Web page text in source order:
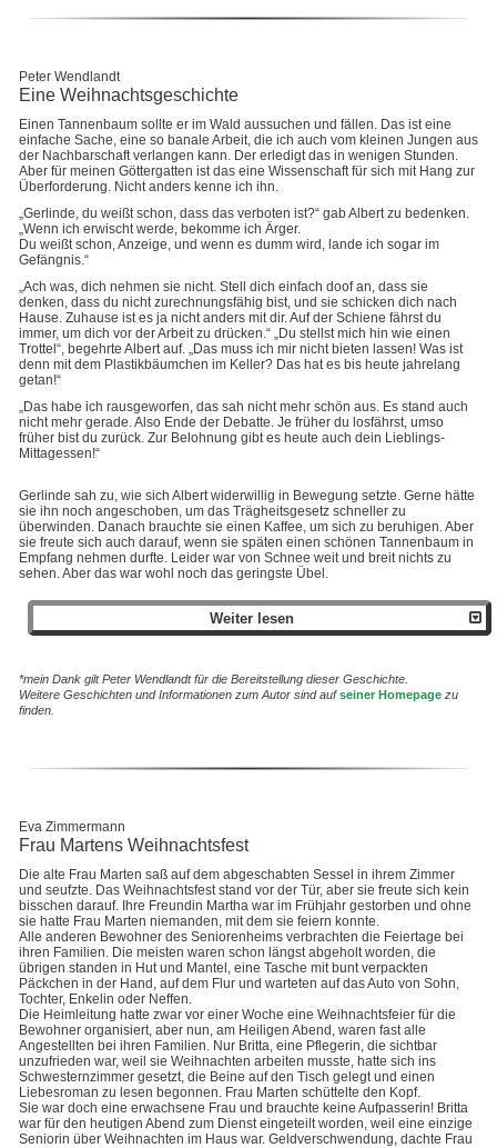
Peter Wendlandt
Eine Weihnachtsgeschichte
Einen Tannenbaum sollte er im Wald aussuchen und fällen. Das ist eine
einfache Sache, eine so banale Arbeit, die ich auch vom kleinen Jungen aus
der Nachbarschaft verlangen kann. Der erledigt das in wenigen Stunden.
Aber für meinen Göttergatten ist das eine Wissenschaft für sich mit Hang zur
Überforderung. Nicht anders kenne ich ihn.
„Gerlinde, du weißt schon, dass das verboten ist?“ gab Albert zu bedenken.
„Wenn ich erwischt werde, bekomme ich Ärger.
Du weißt schon, Anzeige, und wenn es dumm wird, lande ich sogar im
Gefängnis.“
„Ach was, dich nehmen sie nicht. Stell dich einfach doof an, dass sie
denken, dass du nicht zurechnungsfähig bist, und sie schicken dich nach
Hause. Zuhause ist es ja nicht anders mit dir. Auf der Schiene fährst du
immer, um dich vor der Arbeit zu drücken.“ „Du stellst mich hin wie einen
Trottel“, begehrte Albert auf. „Das muss ich mir nicht bieten lassen! Was ist
denn mit dem Plastikbäumchen im Keller? Das hat es bis heute jahrelang
getan!“
„Das habe ich rausgeworfen, das sah nicht mehr schön aus. Es stand auch
nicht mehr gerade. Also Ende der Debatte. Je früher du losfährst, umso
früher bist du zurück. Zur Belohnung gibt es heute auch dein Lieblings-
Mittagessen!“
Gerlinde sah zu, wie sich Albert widerwillig in Bewegung setzte. Gerne hätte
sie ihn noch angeschoben, um das Trägheitsgesetz schneller zu
überwinden. Danach brauchte sie einen Kaffee, um sich zu beruhigen. Aber
sie freute sich auch darauf, wenn sie späten einen schönen Tannenbaum in
Empfang nehmen durfte. Leider war von Schnee weit und breit nichts zu
sehen. Aber das war wohl noch das geringste Übel.
Weiter lesen
*mein Dank gilt Peter Wendlandt für die Bereitstellung dieser Geschichte.
Weitere Geschichten und Informationen zum Autor sind aufseiner Homepage zu
finden.
Eva Zimmermann
Frau Martens Weihnachtsfest
Die alte Frau Marten saß auf dem abgeschabten Sessel in ihrem Zimmer
und seufzte. Das Weihnachtsfest stand vor der Tür, aber sie freute sich kein
bisschen darauf. Ihre Freundin Martha war im Frühjahr gestorben und ohne
sie hatte Frau Marten niemanden, mit dem sie feiern konnte.
Alle anderen Bewohner des Seniorenheims verbrachten die Feiertage bei
ihren Familien. Die meisten waren schon längst abgeholt worden, die
übrigen standen in Hut und Mantel, eine Tasche mit bunt verpackten
Päckchen in der Hand, auf dem Flur und warteten auf das Auto von Sohn,
Tochter, Enkelin oder Neffen.
Die Heimleitung hatte zwar vor einer Woche eine Weihnachtsfeier für die
Bewohner organisiert, aber nun, am Heiligen Abend, waren fast alle
Angestellten bei ihren Familien. Nur Britta, eine Pflegerin, die sichtbar
unzufrieden war, weil sie Weihnachten arbeiten musste, hatte sich ins
Schwesternzimmer gesetzt, die Beine auf den Tisch gelegt und einen
Liebesroman zu lesen begonnen. Frau Marten schüttelte den Kopf.
Sie war doch eine erwachsene Frau und brauchte keine Aufpasserin! Britta
war für den heutigen Abend zum Dienst eingeteilt worden, weil eine einzige
Seniorin über Weihnachten im Haus war. Geldverschwendung, dachte Frau